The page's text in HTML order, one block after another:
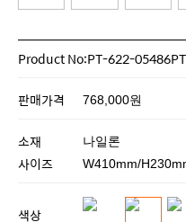
Product No:PT-622-
판매가격 768,000원
소재 나일론
사이즈 W410mm/
색상